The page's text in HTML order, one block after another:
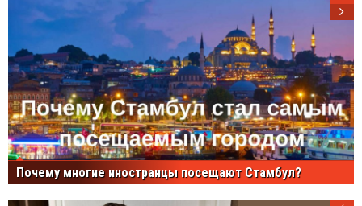
Почему многие иностранцы посещают Стамбул?